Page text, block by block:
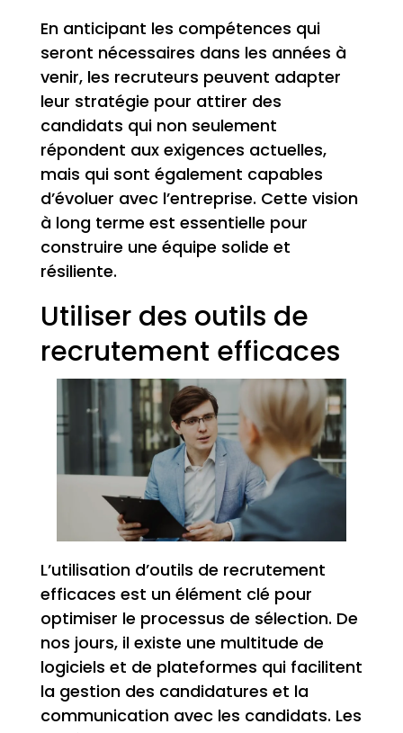
En anticipant les compétences qui
seront nécessaires dans les années à
venir, les recruteurs peuvent adapter
leur stratégie pour attirer des
candidats qui non seulement
répondent aux exigences actuelles,
mais qui sont également capables
d’évoluer avec l’entreprise. Cette vision
à long terme est essentielle pour
construire une équipe solide et
résiliente.
Utiliser des outils de
recrutement efficaces
L’utilisation d’outils de recrutement
efficaces est un élément clé pour
optimiser le processus de sélection. De
nos jours, il existe une multitude de
logiciels et de plateformes qui facilitent
la gestion des candidatures et la
communication avec les candidats. Les